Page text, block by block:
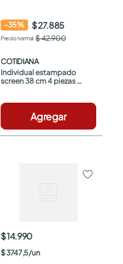
-35% $ 27.885
$ 42.900
COTIDIANA
Individual estampado
screen 38 cm 4 piezas
Agregar
$ 14.990
$3747,5/un